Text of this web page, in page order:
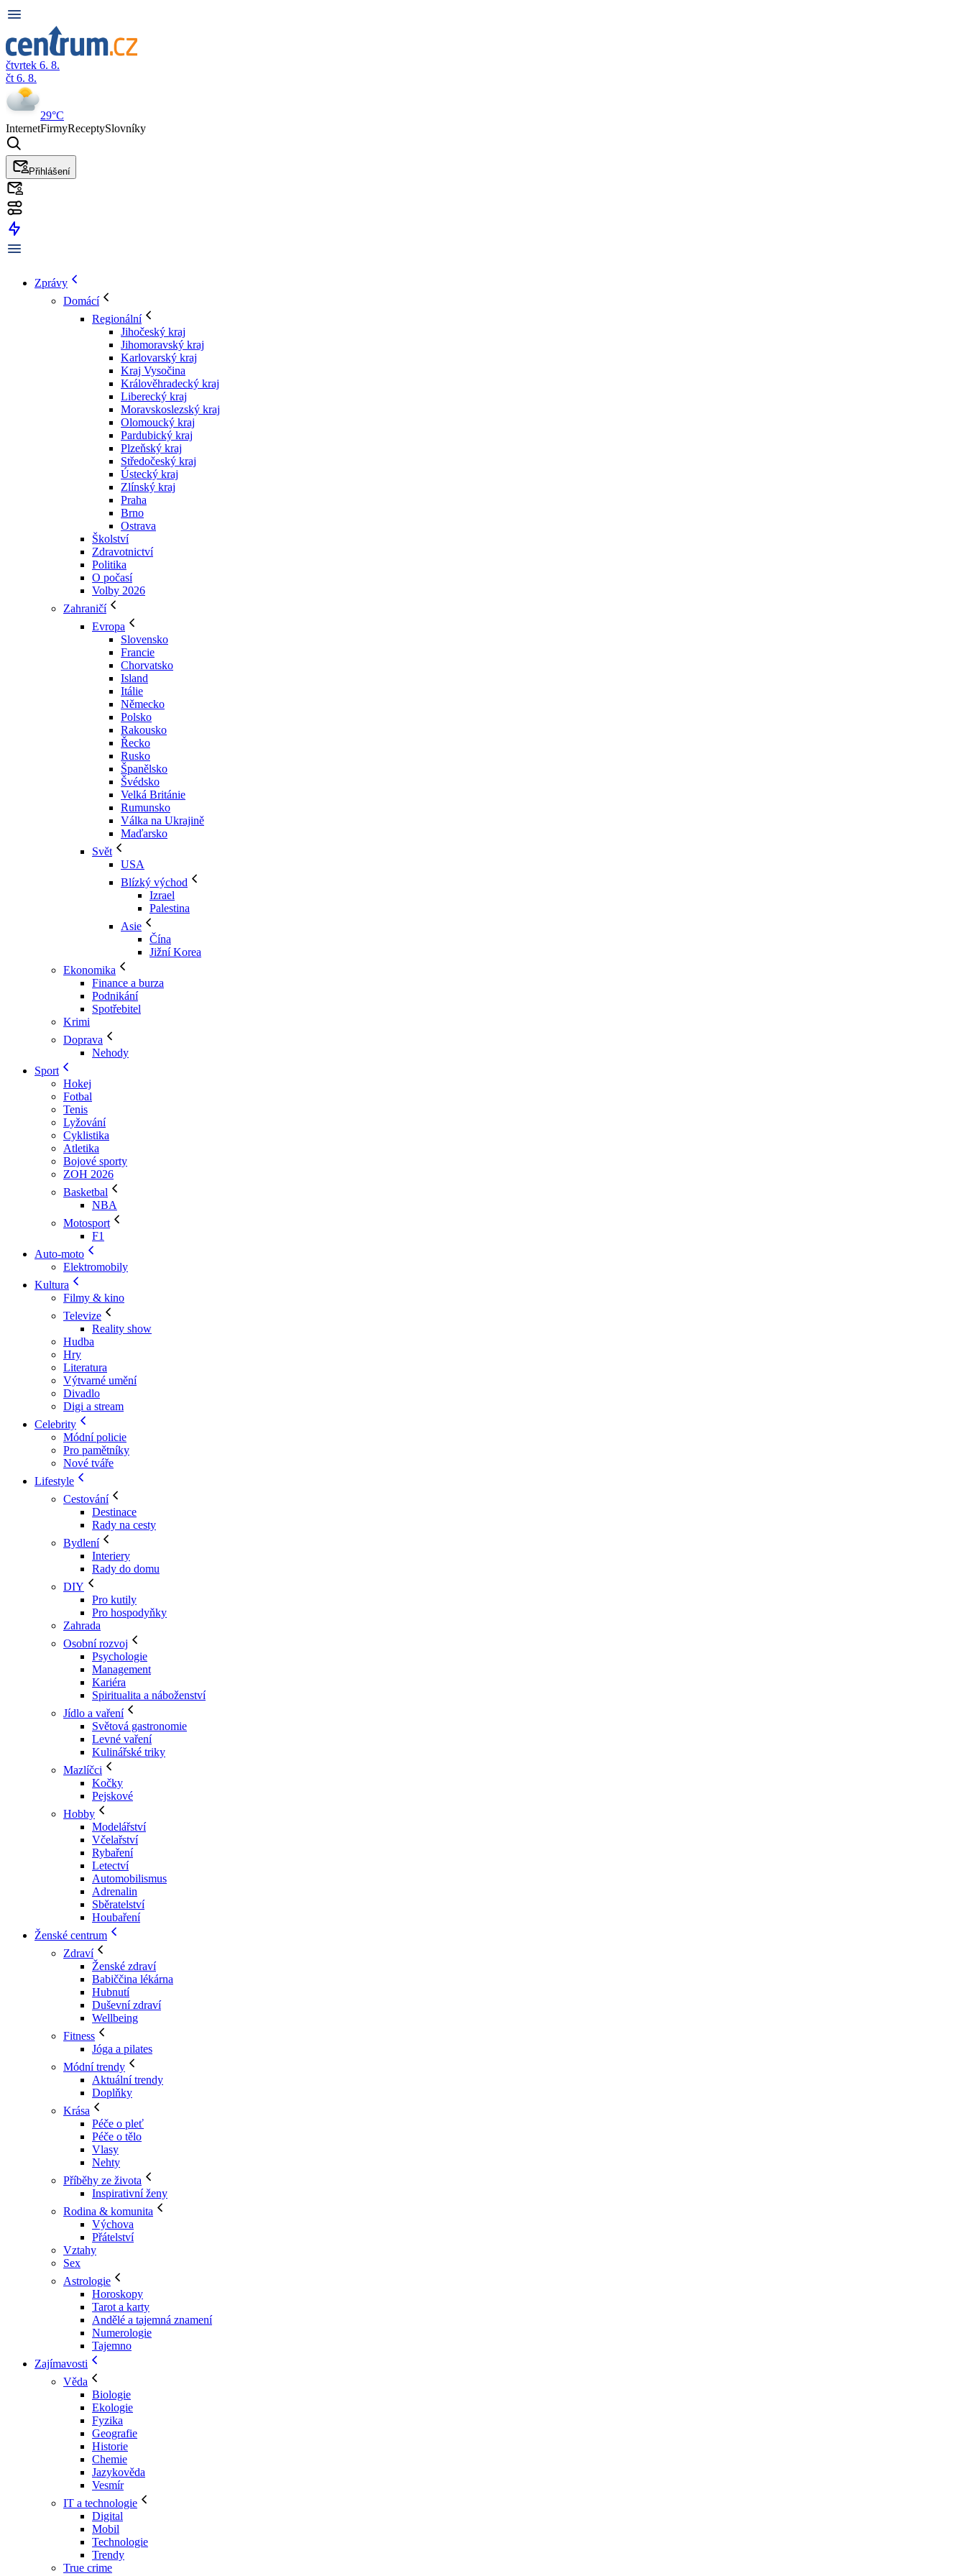
čtvrtek 6. 8.
čt 6. 8.
29°C
InternetFirmyReceptySlovníky
Přihlášení
Zprávy
Domácí
Regionální
Jihočeský kraj
Jihomoravský kraj
Karlovarský kraj
Kraj Vysočina
Králověhradecký kraj
Liberecký kraj
Moravskoslezský kraj
Olomoucký kraj
Pardubický kraj
Plzeňský kraj
Středočeský kraj
Ústecký kraj
Zlínský kraj
Praha
Brno
Ostrava
Školství
Zdravotnictví
Politika
O počasí
Volby 2026
Zahraničí
Evropa
Slovensko
Francie
Chorvatsko
Island
Itálie
Německo
Polsko
Rakousko
Řecko
Rusko
Španělsko
Švédsko
Velká Británie
Rumunsko
Válka na Ukrajině
Maďarsko
Svět
USA
Blízký východ
Izrael
Palestina
Asie
Čína
Jižní Korea
Ekonomika
Finance a burza
Podnikání
Spotřebitel
Krimi
Doprava
Nehody
Sport
Hokej
Fotbal
Tenis
Lyžování
Cyklistika
Atletika
Bojové sporty
ZOH 2026
Basketbal
NBA
Motosport
F1
Auto-moto
Elektromobily
Kultura
Filmy & kino
Televize
Reality show
Hudba
Hry
Literatura
Výtvarné umění
Divadlo
Digi a stream
Celebrity
Módní policie
Pro pamětníky
Nové tváře
Lifestyle
Cestování
Destinace
Rady na cesty
Bydlení
Interiery
Rady do domu
DIY
Pro kutily
Pro hospodyňky
Zahrada
Osobní rozvoj
Psychologie
Management
Kariéra
Spiritualita a náboženství
Jídlo a vaření
Světová gastronomie
Levné vaření
Kulinářské triky
Mazlíčci
Kočky
Pejskové
Hobby
Modelářství
Včelařství
Rybaření
Letectví
Automobilismus
Adrenalin
Sběratelství
Houbaření
Ženské centrum
Zdraví
Ženské zdraví
Babiččina lékárna
Hubnutí
Duševní zdraví
Wellbeing
Fitness
Jóga a pilates
Módní trendy
Aktuální trendy
Doplňky
Krása
Péče o pleť
Péče o tělo
Vlasy
Nehty
Příběhy ze života
Inspirativní ženy
Rodina & komunita
Výchova
Přátelství
Vztahy
Sex
Astrologie
Horoskopy
Tarot a karty
Andělé a tajemná znamení
Numerologie
Tajemno
Zajímavosti
Věda
Biologie
Ekologie
Fyzika
Geografie
Historie
Chemie
Jazykověda
Vesmír
IT a technologie
Digital
Mobil
Technologie
Trendy
True crime